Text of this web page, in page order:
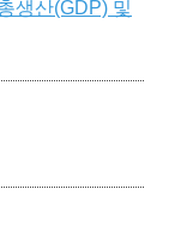
생산(GDP) 및